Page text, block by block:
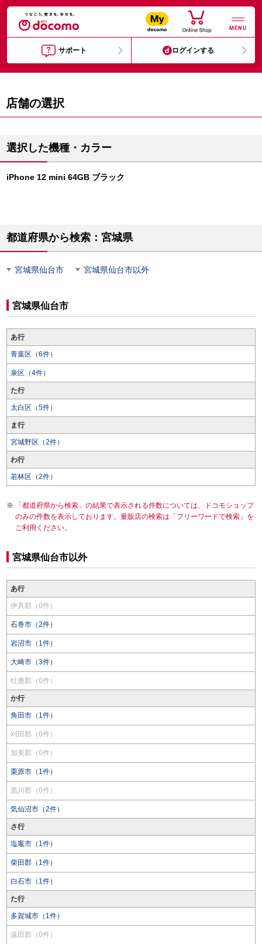
MENU
サポート ログインする
店舗の選択
選択した機種・カラー
iPhone 12 mini 64GB ブラック
都道府県から検索：宮城県
宮城県仙台市 宮城県仙台市以外
宮城県仙台市
あ行
青葉区（6件）
泉区（4件）
た行
太白区（5件）
ま行
宮城野区（2件）
わ行
若林区（2件）
「都道府県から検索」の結果で表示される件数については、ドコモショップ
のみの件数を表示しております。量販店の検索は「フリーワードで検索」を
ご利用ください。
宮城県仙台市以外
あ行
伊具郡（0件）
石巻市（2件）
岩沼市（1件）
大崎市（3件）
牡鹿郡（0件）
か行
角田市（1件）
刈田郡（0件）
加美郡（0件）
栗原市（1件）
黒川郡（0件）
気仙沼市（2件）
さ行
塩竈市（1件）
柴田郡（1件）
白石市（1件）
た行
多賀城市（1件）
遠田郡（0件）